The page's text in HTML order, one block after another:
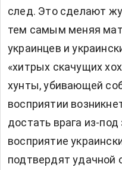
след. Это сделают
тем самым меняя
украинцев и
«хитрых скачущих
хунты, убивающей
восприятии
достать врага из-
восприятие
подтвердят удачной